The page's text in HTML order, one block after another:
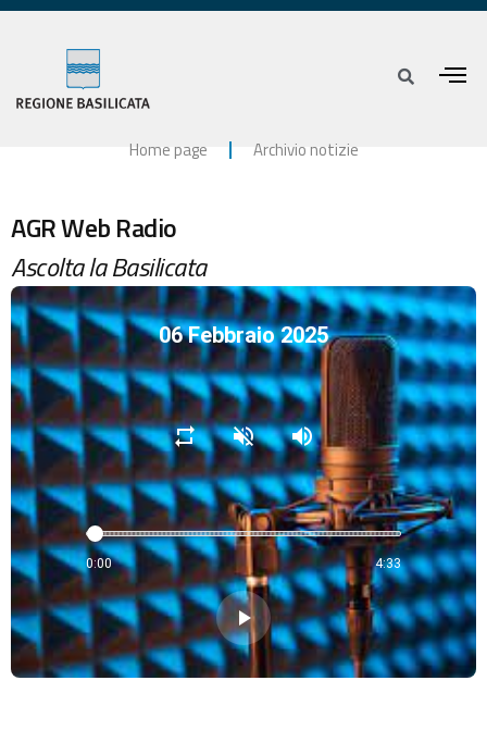
Home page Archivio notizie
AGR Web Radio
Ascolta la Basilicata
06 Febbraio 2025
repeat volume_off volume_up
0:00 4:33
play_arrow